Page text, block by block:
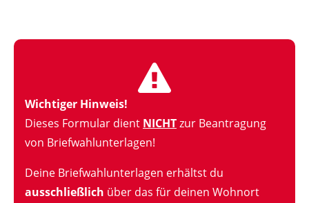
Wichtiger Hinweis!
Dieses Formular dient NICHTzur Beantragung
von Briefwahlunterlagen!
Deine Briefwahlunterlagen erhältst du
ausschließlich über das für deinen Wohnort